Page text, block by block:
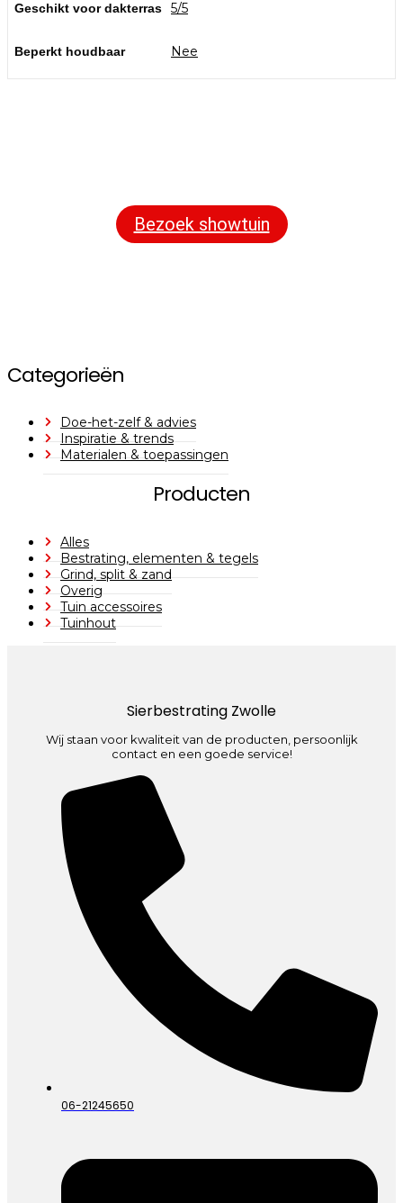
Geschikt voor dakterras 5/5
Beperkt houdbaar Nee
Bezoek showtuin
Categorieën
Doe-het-zelf & advies
Inspiratie & trends
Materialen & toepassingen
Producten
Alles
Bestrating, elementen & tegels
Grind, split & zand
Overig
Tuin accessoires
Tuinhout
Sierbestrating Zwolle
Wij staan voor kwaliteit van de producten, persoonlijk
contact en een goede service!
06-21245650